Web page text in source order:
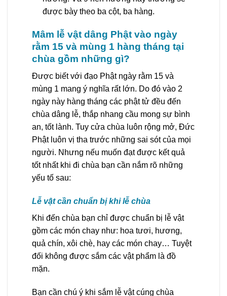
được bày theo ba cột, ba hàng.
Mâm lễ vật dâng Phật vào ngày
rằm 15 và mùng 1 hàng tháng tại
chùa gồm những gì?
Được biết với đạo Phật ngày rằm 15 và
mùng 1 mang ý nghĩa rất lớn. Do đó vào 2
ngày này hàng tháng các phật tử đều đến
chùa dâng lễ, thắp nhang cầu mong sự bình
an, tốt lành. Tuy cửa chùa luôn rộng mở, Đức
Phật luôn vị tha trước những sai sót của mọi
người. Nhưng nếu muốn đạt được kết quả
tốt nhất khi đi chùa bạn cần nắm rõ những
yếu tố sau:
Lễ vật cần chuẩn bị khi lễ chùa
Khi đến chùa bạn chỉ được chuẩn bị lễ vật
gồm các món chay như: hoa tươi, hương,
quả chín, xôi chè, hay các món chay… Tuyệt
đối không được sắm các vật phẩm là đồ
mặn.
Bạn cần chú ý khi sắm lễ vật cúng chùa